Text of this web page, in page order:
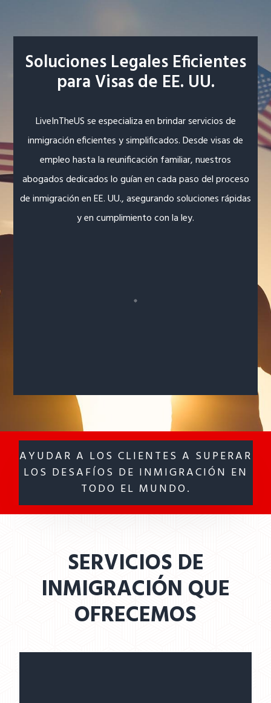
Soluciones Legales Eficientes
para Visas de EE. UU.
LiveInTheUS se especializa en brindar servicios de
inmigración eficientes y simplificados. Desde visas de
empleo hasta la reunificación familiar, nuestros
abogados dedicados lo guían en cada paso del proceso
de inmigración en EE. UU., asegurando soluciones rápidas
y en cumplimiento con la ley.
AYUDAR A LOS CLIENTES A SUPERAR
LOS DESAFÍOS DE INMIGRACIÓN EN
TODO EL MUNDO.
SERVICIOS DE
INMIGRACIÓN QUE
OFRECEMOS